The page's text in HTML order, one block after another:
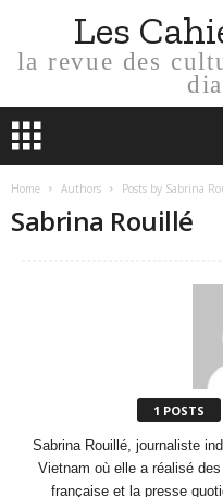
Les
la revue des
Home Authors Posts by Sabrina
Sabrina Rouillé
1 POSTS
Sabrina Rouillé, journaliste
Vietnam où elle a réalisé
française et la presse